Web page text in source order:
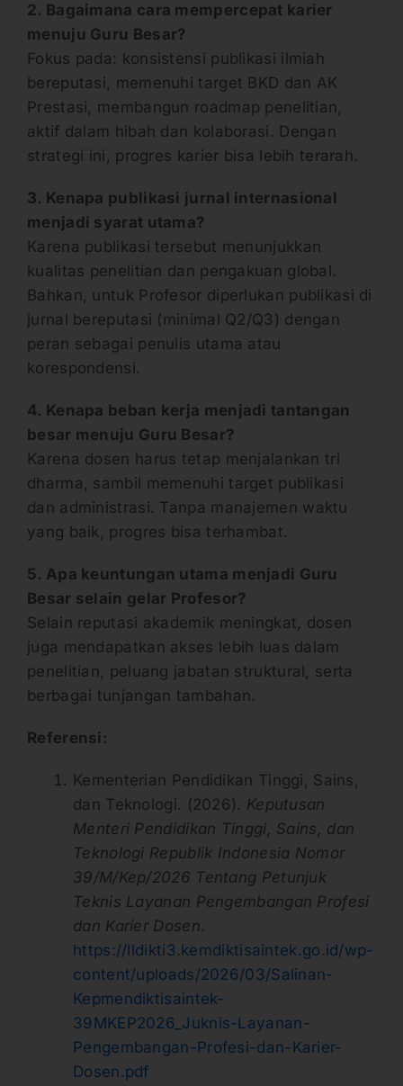
2. Bagaimana cara mempercepat karier
menuju Guru Besar?
Fokus pada: konsistensi publikasi ilmiah
bereputasi, memenuhi target BKD dan AK
Prestasi, membangun roadmap penelitian,
aktif dalam hibah dan kolaborasi. Dengan
strategi ini, progres karier bisa lebih terarah.
3. Kenapa publikasi jurnal internasional
menjadi syarat utama?
Karena publikasi tersebut menunjukkan
kualitas penelitian dan pengakuan global.
Bahkan, untuk Profesor diperlukan publikasi di
jurnal bereputasi (minimal Q2/Q3) dengan
peran sebagai penulis utama atau
korespondensi.
4. Kenapa beban kerja menjadi tantangan
besar menuju Guru Besar?
Karena dosen harus tetap menjalankan tri
dharma, sambil memenuhi target publikasi
dan administrasi. Tanpa manajemen waktu
yang baik, progres bisa terhambat.
5. Apa keuntungan utama menjadi Guru
Besar selain gelar Profesor?
Selain reputasi akademik meningkat, dosen
juga mendapatkan akses lebih luas dalam
penelitian, peluang jabatan struktural, serta
berbagai tunjangan tambahan.
Referensi:
Kementerian Pendidikan Tinggi, Sains,
dan Teknologi. (2026). Keputusan
Menteri Pendidikan Tinggi, Sains, dan
Teknologi Republik Indonesia Nomor
39/M/Kep/2026 Tentang Petunjuk
Teknis Layanan Pengembangan Profesi
dan Karier Dosen.
https://lldikti3.kemdiktisaintek.go.id/wp-
content/uploads/2026/03/Salinan-
Kepmendiktisaintek-
39MKEP2026_Juknis-Layanan-
Pengembangan-Profesi-dan-Karier-
Dosen.pdf